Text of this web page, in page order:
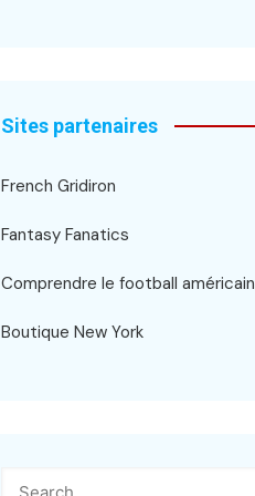
Sites partenaires
French Gridiron
Fantasy Fanatics
Comprendre le football américain
Boutique New York